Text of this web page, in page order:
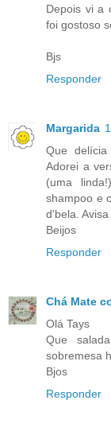
Depois vi a
foi gostoso
Bjs
Responder
Margarida
Que
Adorei a
(uma
shampoo e
d'bela.
Beijos
Responder
Chá Mate
Olá Tays
Que
sobremesa
Bjos
Responder